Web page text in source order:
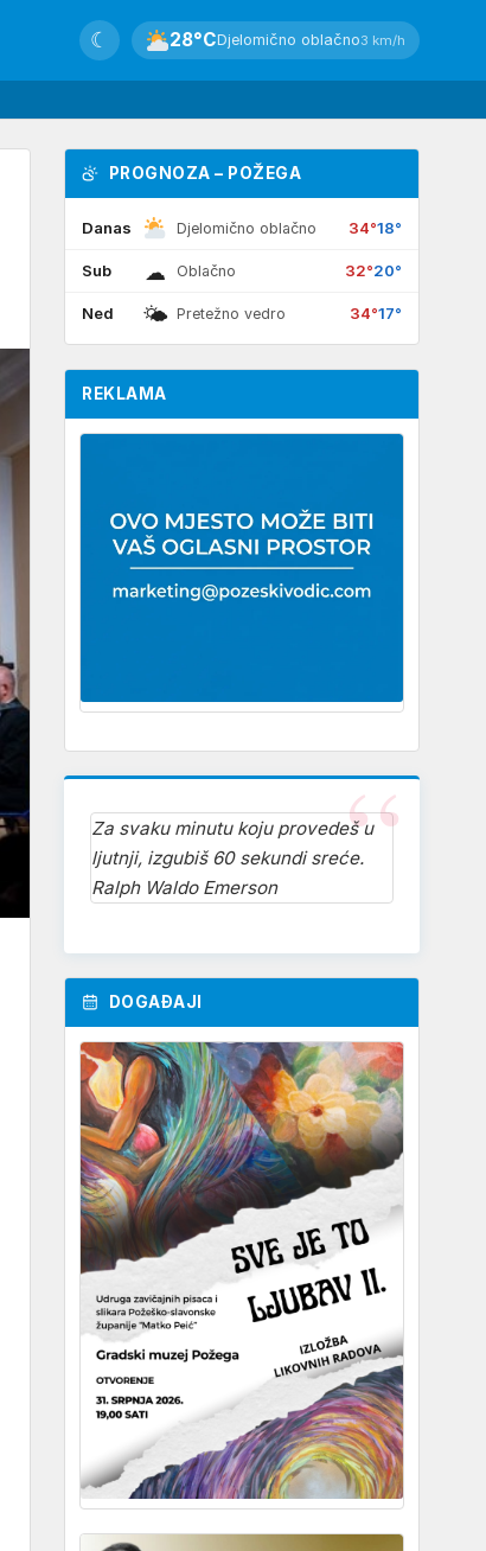
28°CDjelomično oblačno3 km/h
☾
PROGNOZA – POŽEGA
Danas Djelomično oblačno 34°18°
Sub ☁ Oblačno 32°20°
Ned 🌤 Pretežno vedro 34°17°
REKLAMA
Za svaku minutu koju provedeš u
ljutnji, izgubiš 60 sekundi sreće.
Ralph Waldo Emerson
DOGAĐAJI